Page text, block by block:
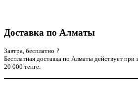
Доставка по Алматы
Завтра, бесплатно ?
Бесплатная доставка по Алматы действует
20 000 тенге.